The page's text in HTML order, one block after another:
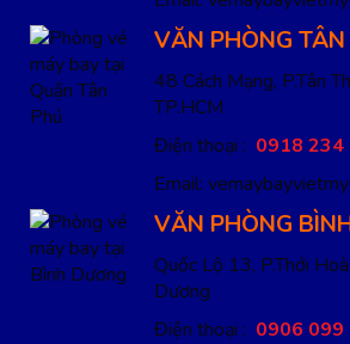
VĂN PHÒNG TÂN
48 Cách Mạng, P.Tân
TP.HCM
Điện thoại : 0918 234
Email:
VĂN PHÒNG
Quốc Lộ 13, P.Thới
Dương
Điện thoại : 0906 099